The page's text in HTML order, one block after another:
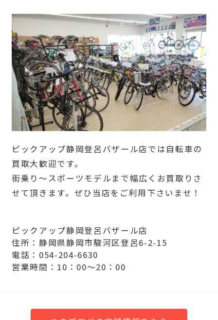
ピックアップ静岡登呂バザール店では自転車の
買取大歓迎です。
街乗り～スポーツモデルまで幅広くお買取りさ
せて頂きます。ぜひ当店をご利用下さいませ！
ピックアップ静岡登呂バザール店
住所：静岡県静岡市駿河区登呂6-2-15
電話：054-204-6630
営業時間：10：00～20：00